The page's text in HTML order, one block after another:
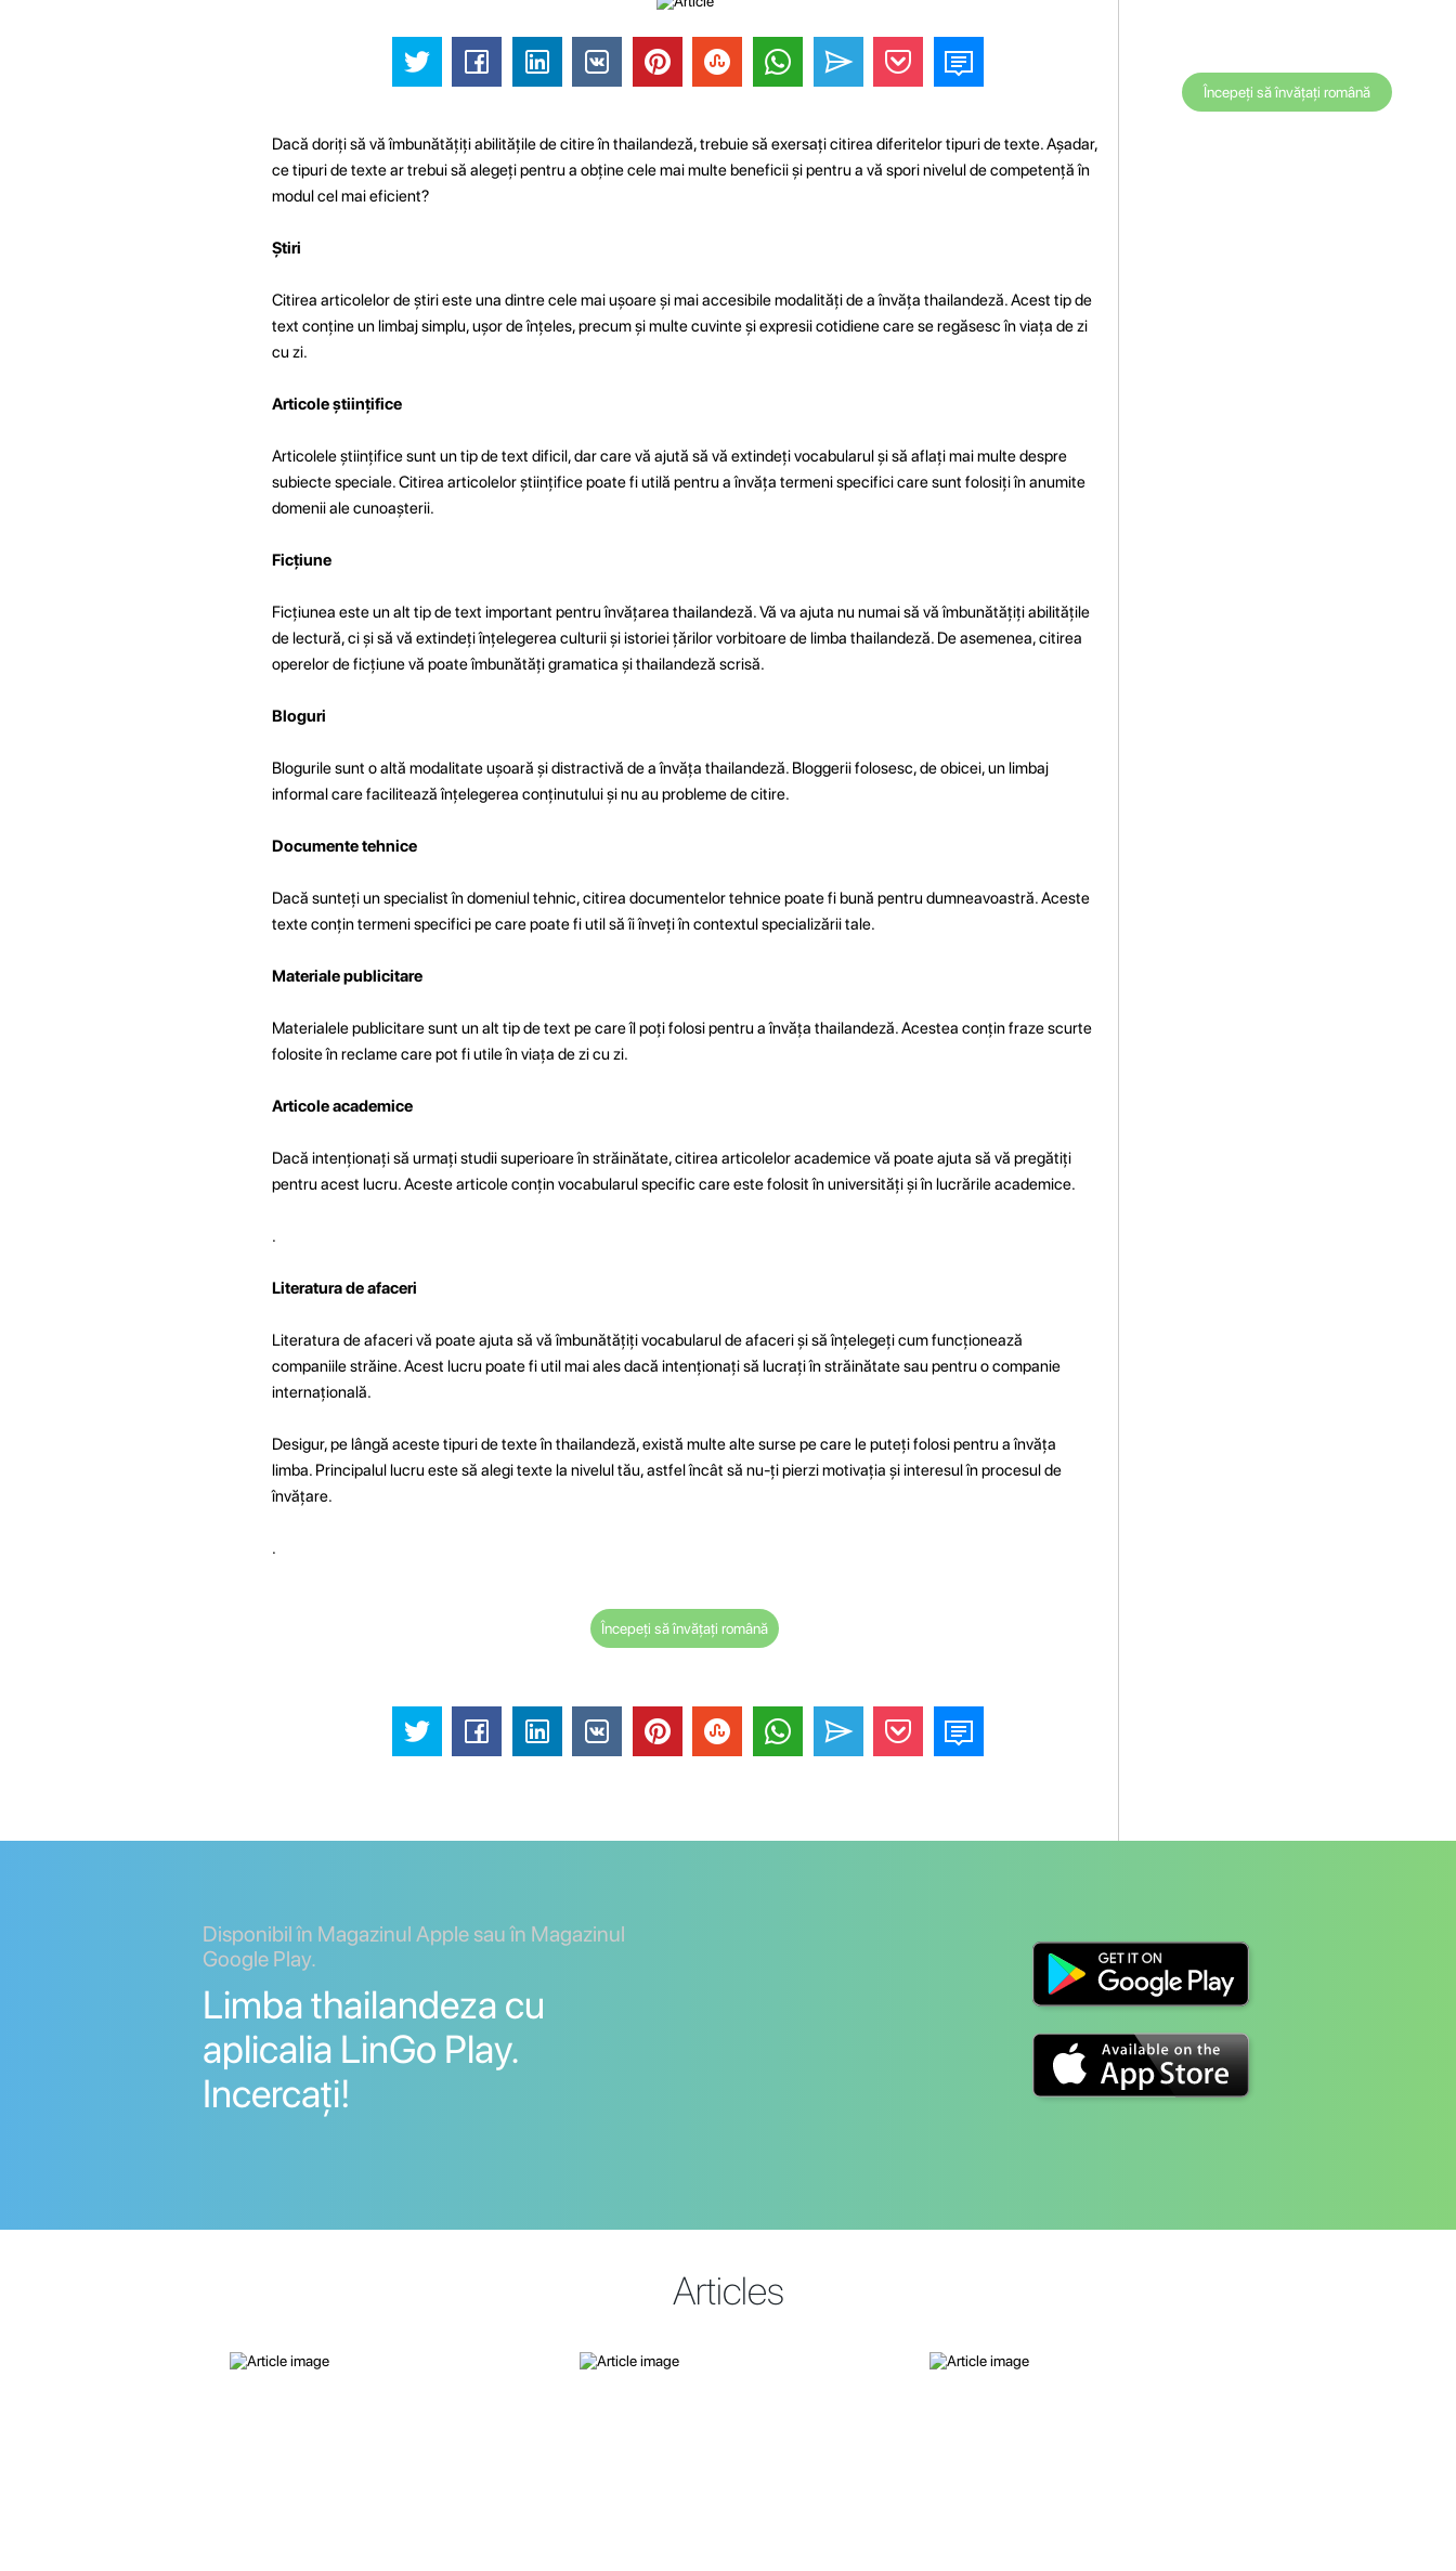
Dacă doriți să vă îmbunătățiți abilitățile de citire în thailandeză, trebuie să exersați citirea diferitelor tipuri de texte. Așadar,
ce tipuri de texte ar trebui să alegeți pentru a obține cele mai multe beneficii și pentru a vă spori nivelul de competență în
modul cel mai eficient?
Știri
Citirea articolelor de știri este una dintre cele mai ușoare și mai accesibile modalități de a învăța thailandeză. Acest tip de
text conține un limbaj simplu, ușor de înțeles, precum și multe cuvinte și expresii cotidiene care se regăsesc în viața de zi
cu zi.
Articole științifice
Articolele științifice sunt un tip de text dificil, dar care vă ajută să vă extindeți vocabularul și să aflați mai multe despre
subiecte speciale. Citirea articolelor științifice poate fi utilă pentru a învăța termeni specifici care sunt folosiți în anumite
domenii ale cunoașterii.
Ficțiune
Ficțiunea este un alt tip de text important pentru învățarea thailandeză. Vă va ajuta nu numai să vă îmbunătățiți abilitățile
de lectură, ci și să vă extindeți înțelegerea culturii și istoriei țărilor vorbitoare de limba thailandeză. De asemenea, citirea
operelor de ficțiune vă poate îmbunătăți gramatica și thailandeză scrisă.
Bloguri
Blogurile sunt o altă modalitate ușoară și distractivă de a învăța thailandeză. Bloggerii folosesc, de obicei, un limbaj
informal care facilitează înțelegerea conținutului și nu au probleme de citire.
Documente tehnice
Dacă sunteți un specialist în domeniul tehnic, citirea documentelor tehnice poate fi bună pentru dumneavoastră. Aceste
texte conțin termeni specifici pe care poate fi util să îi înveți în contextul specializării tale.
Materiale publicitare
Materialele publicitare sunt un alt tip de text pe care îl poți folosi pentru a învăța thailandeză. Acestea conțin fraze scurte
folosite în reclame care pot fi utile în viața de zi cu zi.
Articole academice
Dacă intenționați să urmați studii superioare în străinătate, citirea articolelor academice vă poate ajuta să vă pregătiți
pentru acest lucru. Aceste articole conțin vocabularul specific care este folosit în universități și în lucrările academice.
.
Literatura de afaceri
Literatura de afaceri vă poate ajuta să vă îmbunătățiți vocabularul de afaceri și să înțelegeți cum funcționează
companiile străine. Acest lucru poate fi util mai ales dacă intenționați să lucrați în străinătate sau pentru o companie
internațională.
Desigur, pe lângă aceste tipuri de texte în thailandeză, există multe alte surse pe care le puteți folosi pentru a învăța
limba. Principalul lucru este să alegi texte la nivelul tău, astfel încât să nu-ți pierzi motivația și interesul în procesul de
învățare.
.
Începeți să învățați română
Începeți să învățați română
Disponibil în Magazinul Apple sau în Magazinul
Google Play.
Limba thailandeza cu
aplicalia LinGo Play.
Incercați!
Articles